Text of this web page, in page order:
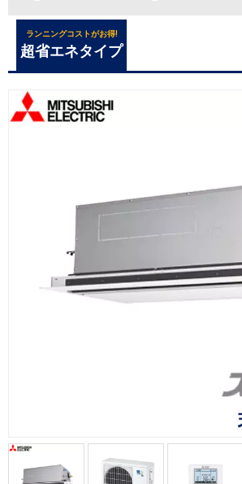
ランニングコストがお得!
超省エネタイプ